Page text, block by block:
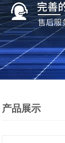
产品展示